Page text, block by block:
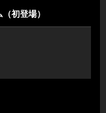
初登場）